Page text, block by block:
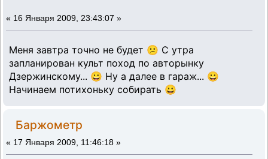
« 16 Января 2009, 23:43:07 »
Меня завтра точно не будет 😕 С утра
запланирован культ поход по авторынку
Дзержинскому... 😀 Ну а далее в гараж... 😀
Начинаем потихоньку собирать 😀
Баржометр
« 17 Января 2009, 11:46:18 »